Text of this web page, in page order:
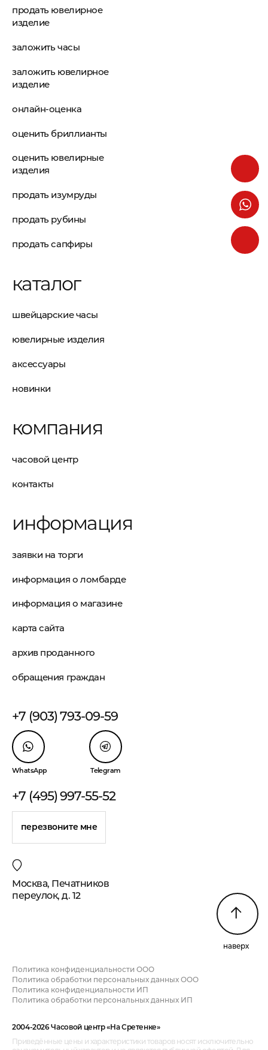
продать ювелирное
изделие
заложить часы
заложить ювелирное
изделие
онлайн-оценка
оценить бриллианты
оценить ювелирные
изделия
продать изумруды
продать рубины
продать сапфиры
каталог
швейцарские часы
ювелирные изделия
аксессуары
новинки
компания
часовой центр
контакты
информация
заявки на торги
информация о ломбарде
информация о магазине
карта сайта
архив проданного
обращения граждан
+7 (903) 793-09-59
WhatsApp Telegram
+7 (495) 997-55-52
перезвоните мне
Москва, Печатников
переулок, д. 12
наверх
Политика конфиденциальности ООО
Политика обработки персональных данных ООО
Политика конфиденциальности ИП
Политика обработки персональных данных ИП
2004-2026 Часовой центр «На Сретенке»
Приведённые цены и характеристики товаров носят исключительно